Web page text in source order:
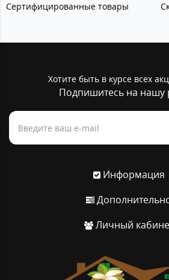
Сертифицированные товары
Хотите быть в курсе всех
Подпишитесь на нашу
Информация
Личный